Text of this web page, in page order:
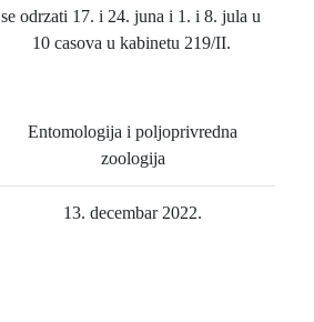
se odrzati 17. i 24. juna i 1. i 8. jula u
10 casova u kabinetu 219/II.
Entomologija i poljoprivredna
zoologija
13. decembar 2022.